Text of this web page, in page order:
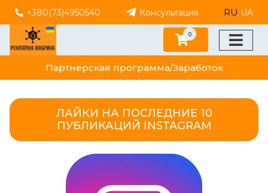
+380(73)4950540 Консультация RU UA
Партнерская программа/Заработок
0
ЛАЙКИ НА ПОСЛЕДНИЕ 10
ПУБЛИКАЦИЙ INSTAGRAM